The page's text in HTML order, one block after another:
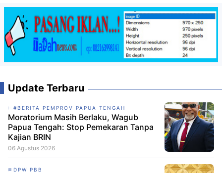
Update Terbaru
#BERITA PEMPROV PAPUA TENGAH
Moratorium Masih Berlaku, Wagub
Papua Tengah: Stop Pemekaran Tanpa
Kajian BRIN
06 Agustus 2026
DPW PBB